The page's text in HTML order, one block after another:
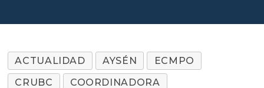
ACTUALIDAD AYSÉN
ECMPO
CRUBC
COORDINADORA